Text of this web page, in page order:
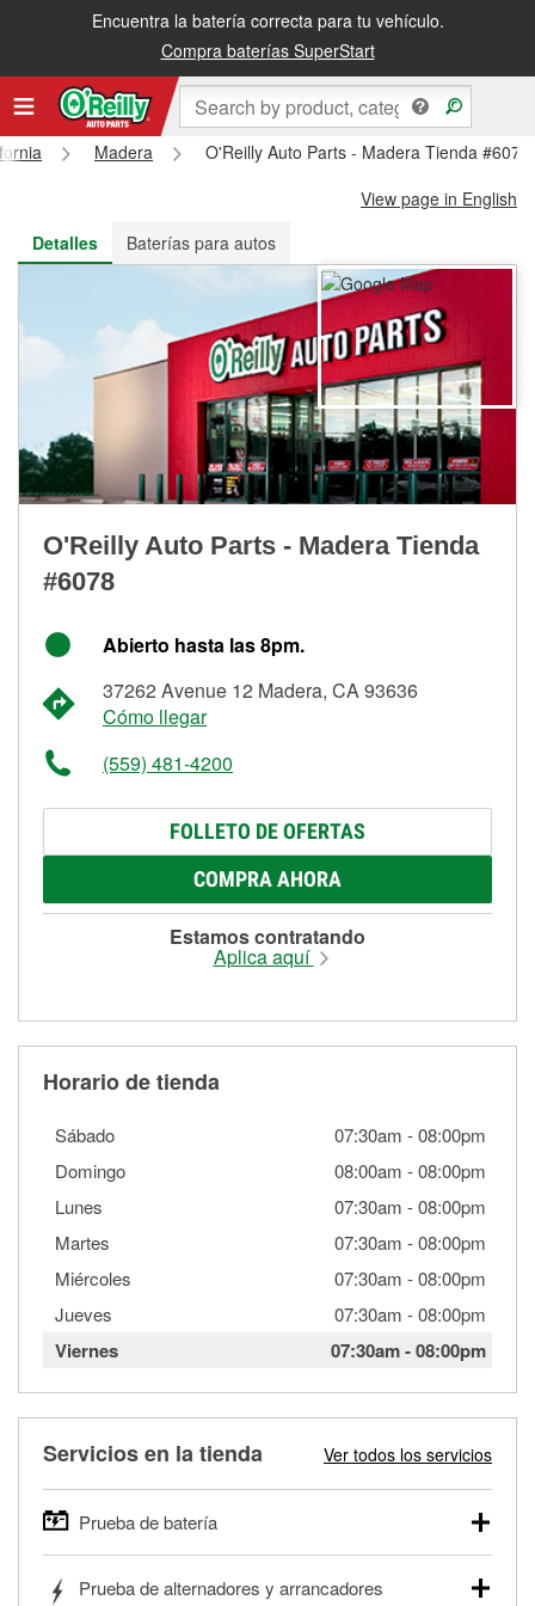
Encuentra la batería correcta para tu vehículo.
Compra baterías SuperStart
Recibe tu orden gratis al día siguiente o recógela en la tienda
Madera
O'Reilly Auto Parts - Madera Tienda #6078
View page in English
Detalles
Baterías para autos
O'Reilly Auto Parts - Madera Tienda
#6078
Abierto hasta las 8pm.
37262 Avenue 12 Madera, CA 93636
Cómo llegar
(559) 481-4200
FOLLETO DE OFERTAS
COMPRA AHORA
Estamos contratando
Aplica aquí
Horario de tienda
Sábado 07:30am -08:00pm
Domingo
08:00am -08:00pm
Lunes
07:30am -08:00pm
Martes
07:30am -08:00pm
Miércoles
07:30am -08:00pm
Jueves
07:30am -08:00pm
Viernes 07:30am-08:00pm
Servicios en la tienda Ver todos los servicios
Prueba de batería
autos, camionetas, SUVs, vehículos comerciales y
Prueba de alternadores y arrancadores